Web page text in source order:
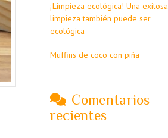
¡Limpieza ecológica! Una exitosa
limpieza también puede ser
ecológica
Muffins de coco con piña
Comentarios
recientes